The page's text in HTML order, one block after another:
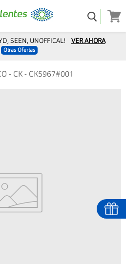
SEEN, UNOFFICAL! VER AHORA
Otras Ofertas
- CK - CK5967#001